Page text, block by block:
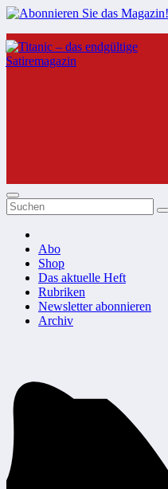
Zum
Inhalt
springen
Abo
Shop
Das aktuelle Heft
Rubriken
Newsletter abonnieren
Archiv